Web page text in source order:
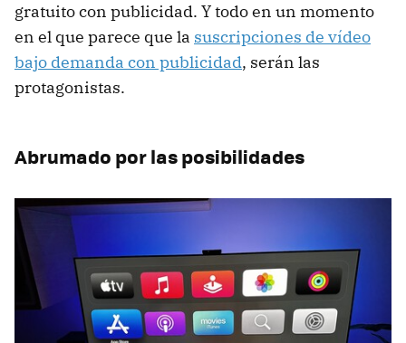
gratuito con publicidad. Y todo en un momento
en el que parece que la suscripciones de vídeo
bajo demanda con publicidad, serán las
protagonistas.
Abrumado por las posibilidades